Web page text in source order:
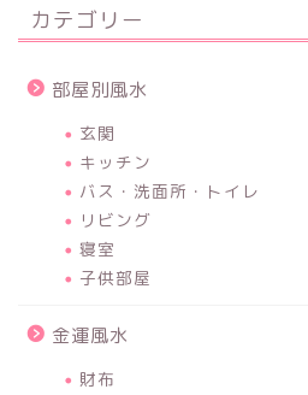
カテゴリー
部屋別風水
玄関
キッチン
バス・洗面所・トイレ
リビング
寝室
子供部屋
金運風水
財布